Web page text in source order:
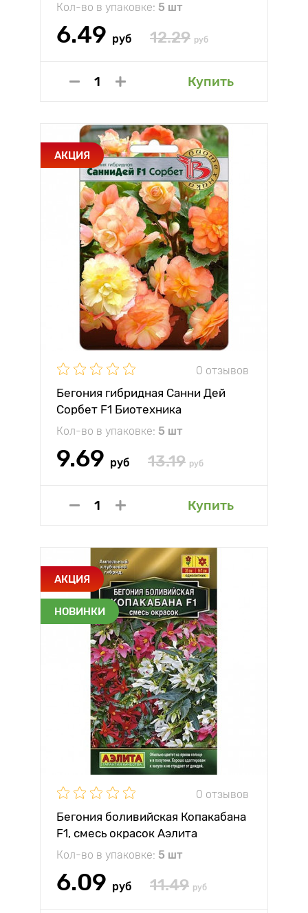
Кол-во в упаковке: 5 шт
6.49 руб 12.29 руб
Купить
АКЦИЯ
0 отзывов
Бегония гибридная Санни Дей
Сорбет F1 Биотехника
Кол-во в упаковке: 5 шт
9.69 руб 13.19 руб
Купить
АКЦИЯ
НОВИНКИ
0 отзывов
Бегония боливийская Копакабана
F1, смесь окрасок Аэлита
Кол-во в упаковке: 5 шт
6.09 руб 11.49 руб